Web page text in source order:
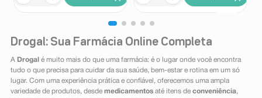
Drogal: Sua Farmácia Online Completa
A Drogal é muito mais do que uma farmácia: é o lugar onde você encontra
tudo o que precisa para cuidar da sua saúde, bem-estar e rotina em um só
lugar. Com uma experiência prática e confiável, oferecemos uma ampla
variedade de produtos, desde medicamentosaté itens de conveniência,